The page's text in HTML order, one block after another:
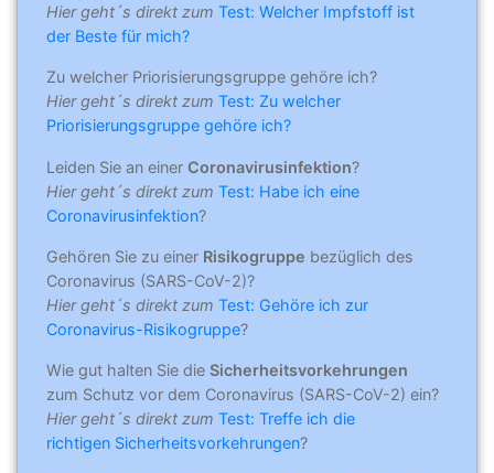
Hier geht´s direkt zum Test: Welcher Impfstoff ist
der Beste für mich?
Zu welcher Priorisierungsgruppe gehöre ich?
Hier geht´s direkt zum Test: Zu welcher
Priorisierungsgruppe gehöre ich?
Leiden Sie an einer Coronavirusinfektion?
Hier geht´s direkt zum Test: Habe ich eine
Coronavirusinfektion?
Gehören Sie zu einer Risikogruppe bezüglich des
Coronavirus (SARS-CoV-2)?
Hier geht´s direkt zum Test: Gehöre ich zur
Coronavirus-Risikogruppe?
Wie gut halten Sie die Sicherheitsvorkehrungen
zum Schutz vor dem Coronavirus (SARS-CoV-2) ein?
Hier geht´s direkt zum Test: Treffe ich die
richtigen Sicherheitsvorkehrungen?